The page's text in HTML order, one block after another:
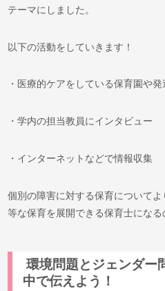
テーマにしました。
以下の活動をしていきます！
・医療的ケアをしている保育園や
・学内の担当教員にインタビュー
・インターネットなどで情報収集
個別の障害に対する保育について
等な保育を展開できる保育士になる
環境問題とジェンダー
中で伝えよう！